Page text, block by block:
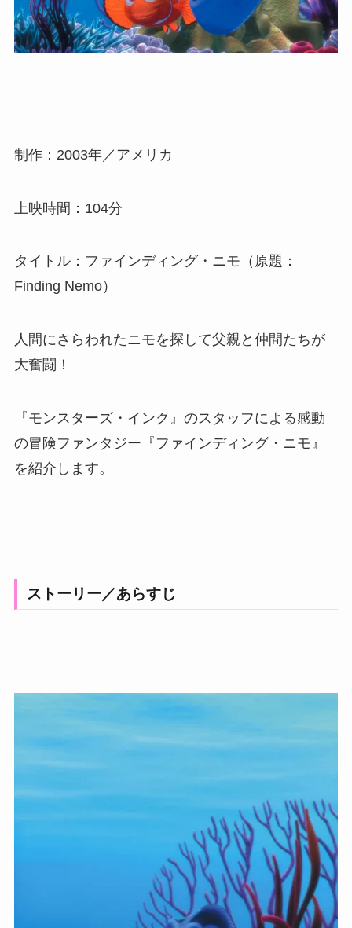
制作：2003年／アメリカ
上映時間：104分
タイトル：ファインディング・ニモ（原題：
Finding Nemo）
人間にさらわれたニモを探して父親と仲間たちが
大奮闘！
『モンスターズ・インク』のスタッフによる感動
の冒険ファンタジー『ファインディング・ニモ』
を紹介します。
ストーリー／あらすじ